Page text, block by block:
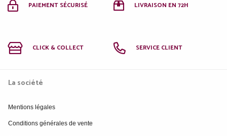
PAIEMENT SÉCURISÉ LIVRAISON EN 72H
CLICK & COLLECT SERVICE CLIENT
La société
Mentions légales
Conditions générales de vente